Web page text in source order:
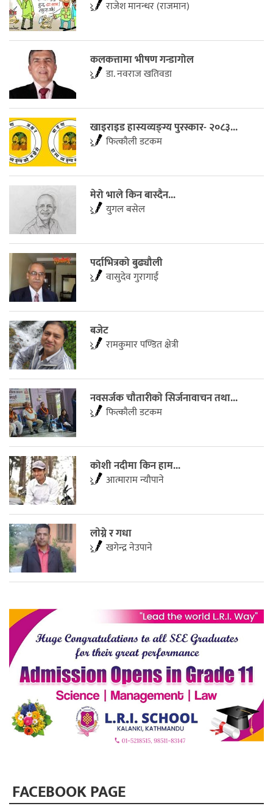
राजेश मानन्धर (राजमान)
कलकत्तामा भीषण गन्डागोल
डा. नवराज खतिवडा
खाइराइड हास्यव्यङ्ग्य पुरस्कार- २०८३...
फित्काैली डटकम
मेरो भाले किन बास्दैन...
युगल बसेल
पर्दाभित्रको बुढ्यौली
वासुदेव गुरागाईं
बजेट
रामकुमार पण्डित क्षेत्री
नवसर्जक चाैतारीकाे सिर्जनावाचन तथा...
फित्काैली डटकम
कोशी नदीमा किन हाम...
आत्माराम न्यौपाने
लाेग्ने र गधा
खगेन्द्र नेउपाने
FACEBOOK PAGE